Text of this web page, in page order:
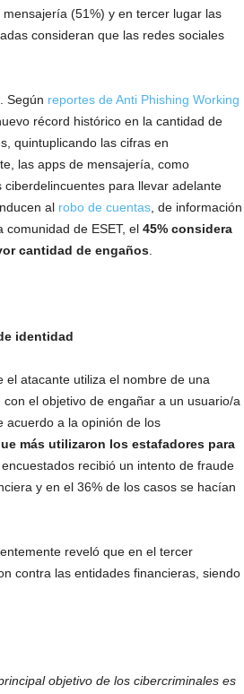
(51%) y en tercer lugar las
consideran que las redes sociales
. Según reportes de Anti Phishing Working
récord histórico en la cantidad de
quintuplicando las cifras en
las apps de mensajería, como
para llevar adelante
al robo de cuentas, de información
de ESET, el 45% considera
cantidad de engaños.
identidad
el atacante utiliza el nombre de una
el objetivo de engañar a un usuario/a
acuerdo a la opinión de los
más utilizaron los estafadores para
recibió un intento de fraude
y en el 36% de los casos se hacían
reveló que en el tercer
contra las entidades financieras, siendo
objetivo de los cibercriminales es